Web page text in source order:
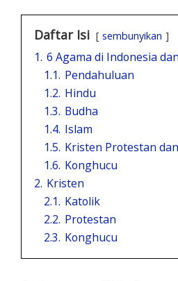
Daftar Isi sembunyikan
1. 6 Agama di Indonesia
1.1. Pendahuluan
1.2. Hindu
1.3. Budha
1.4. Islam
1.5. Kristen Protestan
1.6. Konghucu
2. Kristen
2.1. Katolik
2.2. Protestan
2.3. Konghucu